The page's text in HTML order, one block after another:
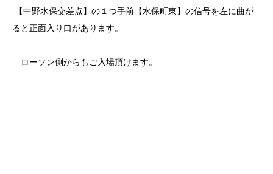
【中野水保交差点】の１つ手前【水保町東】の信号を左に曲が
ると正面入り口があります。
ローソン側からもご入場頂けます。